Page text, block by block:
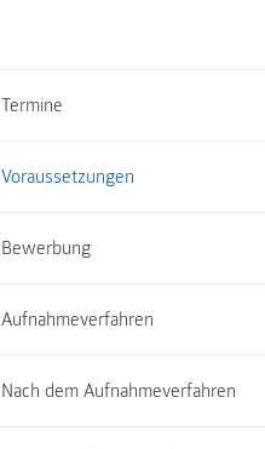
Termine
Voraussetzungen
Bewerbung
Aufnahmeverfahren
Nach dem Aufnahmeverfahren